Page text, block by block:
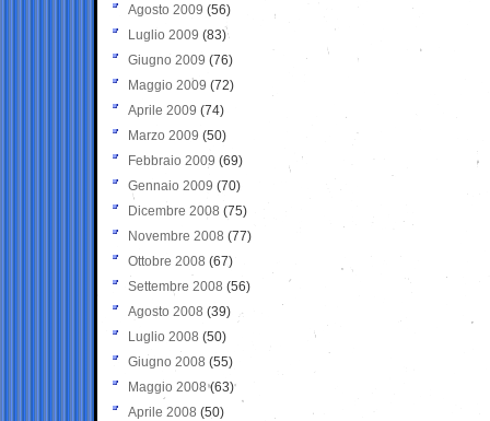
Agosto 2009 (56)
Luglio 2009 (83)
Giugno 2009 (76)
Maggio 2009 (72)
Aprile 2009 (74)
Marzo 2009 (50)
Febbraio 2009 (69)
Gennaio 2009 (70)
Dicembre 2008 (75)
Novembre 2008 (77)
Ottobre 2008 (67)
Settembre 2008 (56)
Agosto 2008 (39)
Luglio 2008 (50)
Giugno 2008 (55)
Maggio 2008(63)
Aprile 2008 (50)